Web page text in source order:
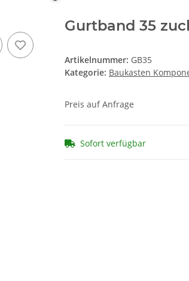
Gurtband 35
Artikelnummer: GB35
Kategorie: Baukasten
Preis auf Anfrage
Sofort verfügbar